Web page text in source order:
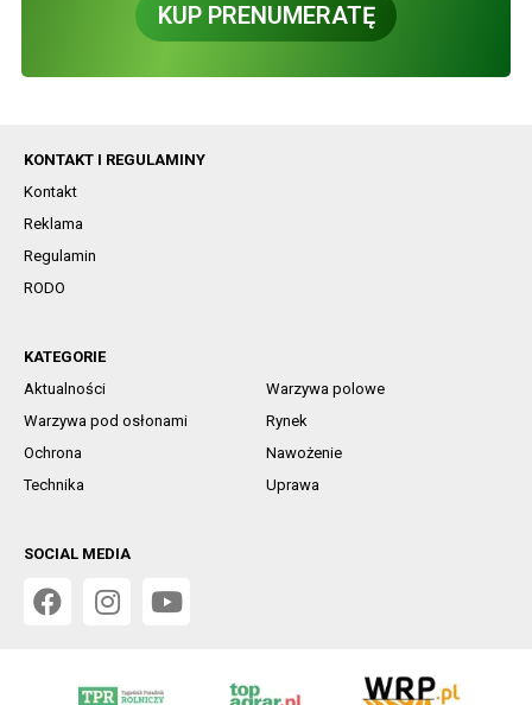
KUP PRENUMERATĘ
KONTAKT I REGULAMINY
Kontakt
Reklama
Regulamin
RODO
KATEGORIE
Aktualności
Warzywa polowe
Warzywa pod osłonami
Rynek
Ochrona
Nawożenie
Technika
Uprawa
SOCIAL MEDIA